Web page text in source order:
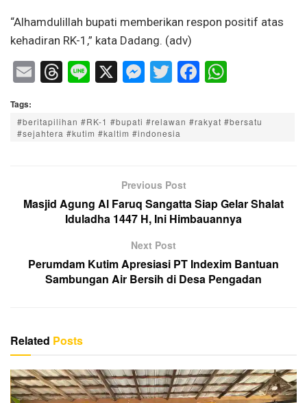
“Alhamdulillah bupati memberikan respon positif atas
kehadiran RK-1,” kata Dadang. (adv)
E
ail
T
e
a
Li
e
X M
ss
e
g
er
T
tt
er
F
c
e
o
k
at
p
Tags:
#beritapilihan #RK-1 #bupati #relawan #rakyat #bersatu
#sejahtera #kutim #kaltim #indonesia
Previous Post
Masjid Agung Al Faruq Sangatta Siap Gelar Shalat
Iduladha 1447 H, Ini Himbauannya
Next Post
Perumdam Kutim Apresiasi PT Indexim Bantuan
Sambungan Air Bersih di Desa Pengadan
Related Posts